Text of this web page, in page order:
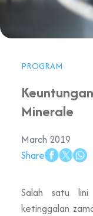
PROGRAM
Minerale
March 2019
Share
Salah satu
ketinggalan